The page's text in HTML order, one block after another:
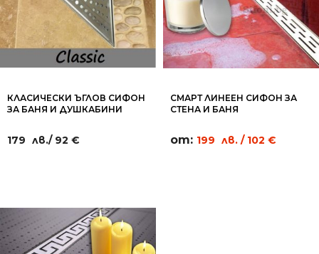
КЛАСИЧЕСКИ ЪГЛОВ СИФОН
ЗА БАНЯ И ДУШКАБИНИ
179 лв./ 92 €
СМАРТ ЛИНЕЕН СИФОН ЗА
СТЕНА И БАНЯ
от: 199 лв. / 102 €